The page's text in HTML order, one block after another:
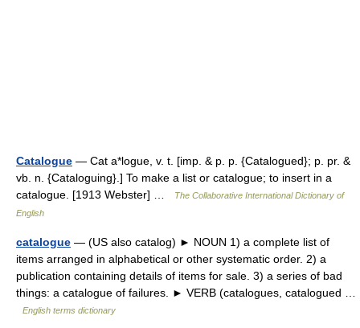
Catalogue — Cat a*logue, v. t. [imp. & p. p. {Catalogued}; p. pr. &
vb. n. {Cataloguing}.] To make a list or catalogue; to insert in a
catalogue. [1913 Webster] …
The Collaborative International Dictionary of
English
catalogue — (US also catalog) ► NOUN 1) a complete list of
items arranged in alphabetical or other systematic order. 2) a
publication containing details of items for sale. 3) a series of bad
things: a catalogue of failures. ► VERB (catalogues, catalogued …
English terms dictionary